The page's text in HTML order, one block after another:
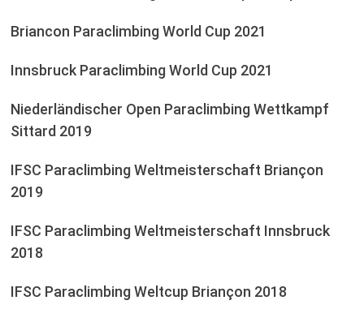
Briancon Paraclimbing World Cup 2021
Innsbruck Paraclimbing World Cup 2021
Niederländischer Open Paraclimbing Wettkampf
Sittard 2019
IFSC Paraclimbing Weltmeisterschaft Briançon
2019
IFSC Paraclimbing Weltmeisterschaft Innsbruck
2018
IFSC Paraclimbing Weltcup Briançon 2018